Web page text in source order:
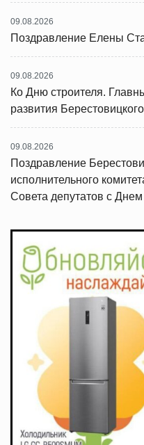
09.08.2026
Поздравление Елены
09.08.2026
Ко Дню строителя.
развития
09.08.2026
Поздравление
исполнительного
Совета депутатов с Днем